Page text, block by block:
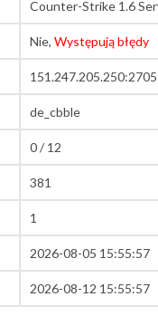
Counter-Strike 1.6
Nie, Występują błędy
de_cbble
0 / 12
381
1
2026-08-05 15:55:57
2026-08-12 15:55:57